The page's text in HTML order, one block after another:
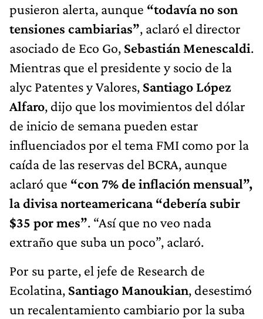
pusieron alerta, aunque “todavía no son
tensiones cambiarias”, aclaró el director
asociado de Eco Go, Sebastián Menescaldi.
Mientras que el presidente y socio de la
alyc Patentes y Valores, Santiago López
Alfaro, dijo que los movimientos del dólar
de inicio de semana pueden estar
influenciados por el tema FMI como por la
caída de las reservas del BCRA, aunque
aclaró que “con 7% de inflación mensual”,
la divisa norteamericana “debería subir
$35 por mes”. “Así que no veo nada
extraño que suba un poco”, aclaró.
Por su parte, el jefe de Research de
Ecolatina, Santiago Manoukian, desestimó
un recalentamiento cambiario por la suba